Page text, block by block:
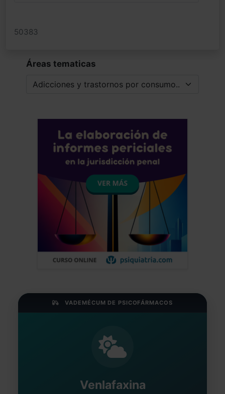
50383
Áreas tematicas
VADEMÉCUM DE PSICOFÁRMACOS
Venlafaxina